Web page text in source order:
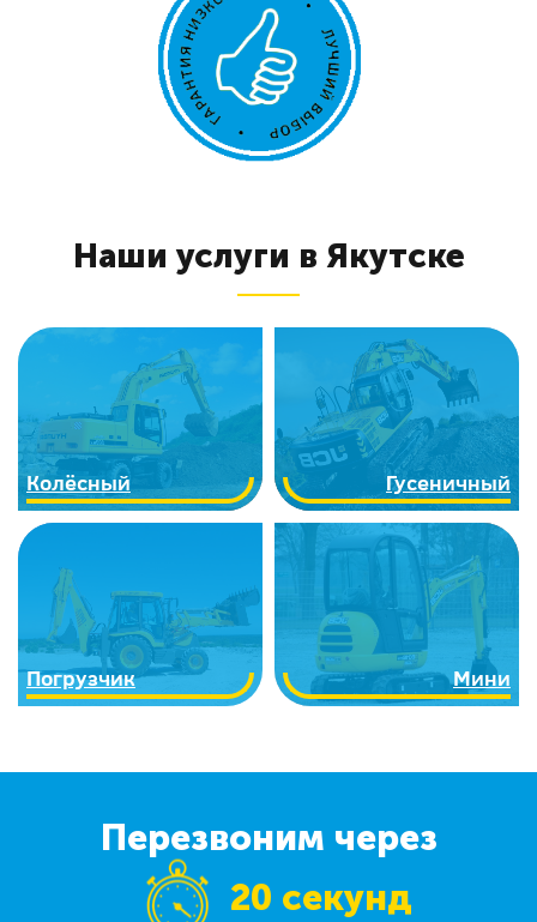
Наши услуги в Якутске
Колёсный Гусеничный
Погрузчик Мини
Перезвоним через
20 секунд